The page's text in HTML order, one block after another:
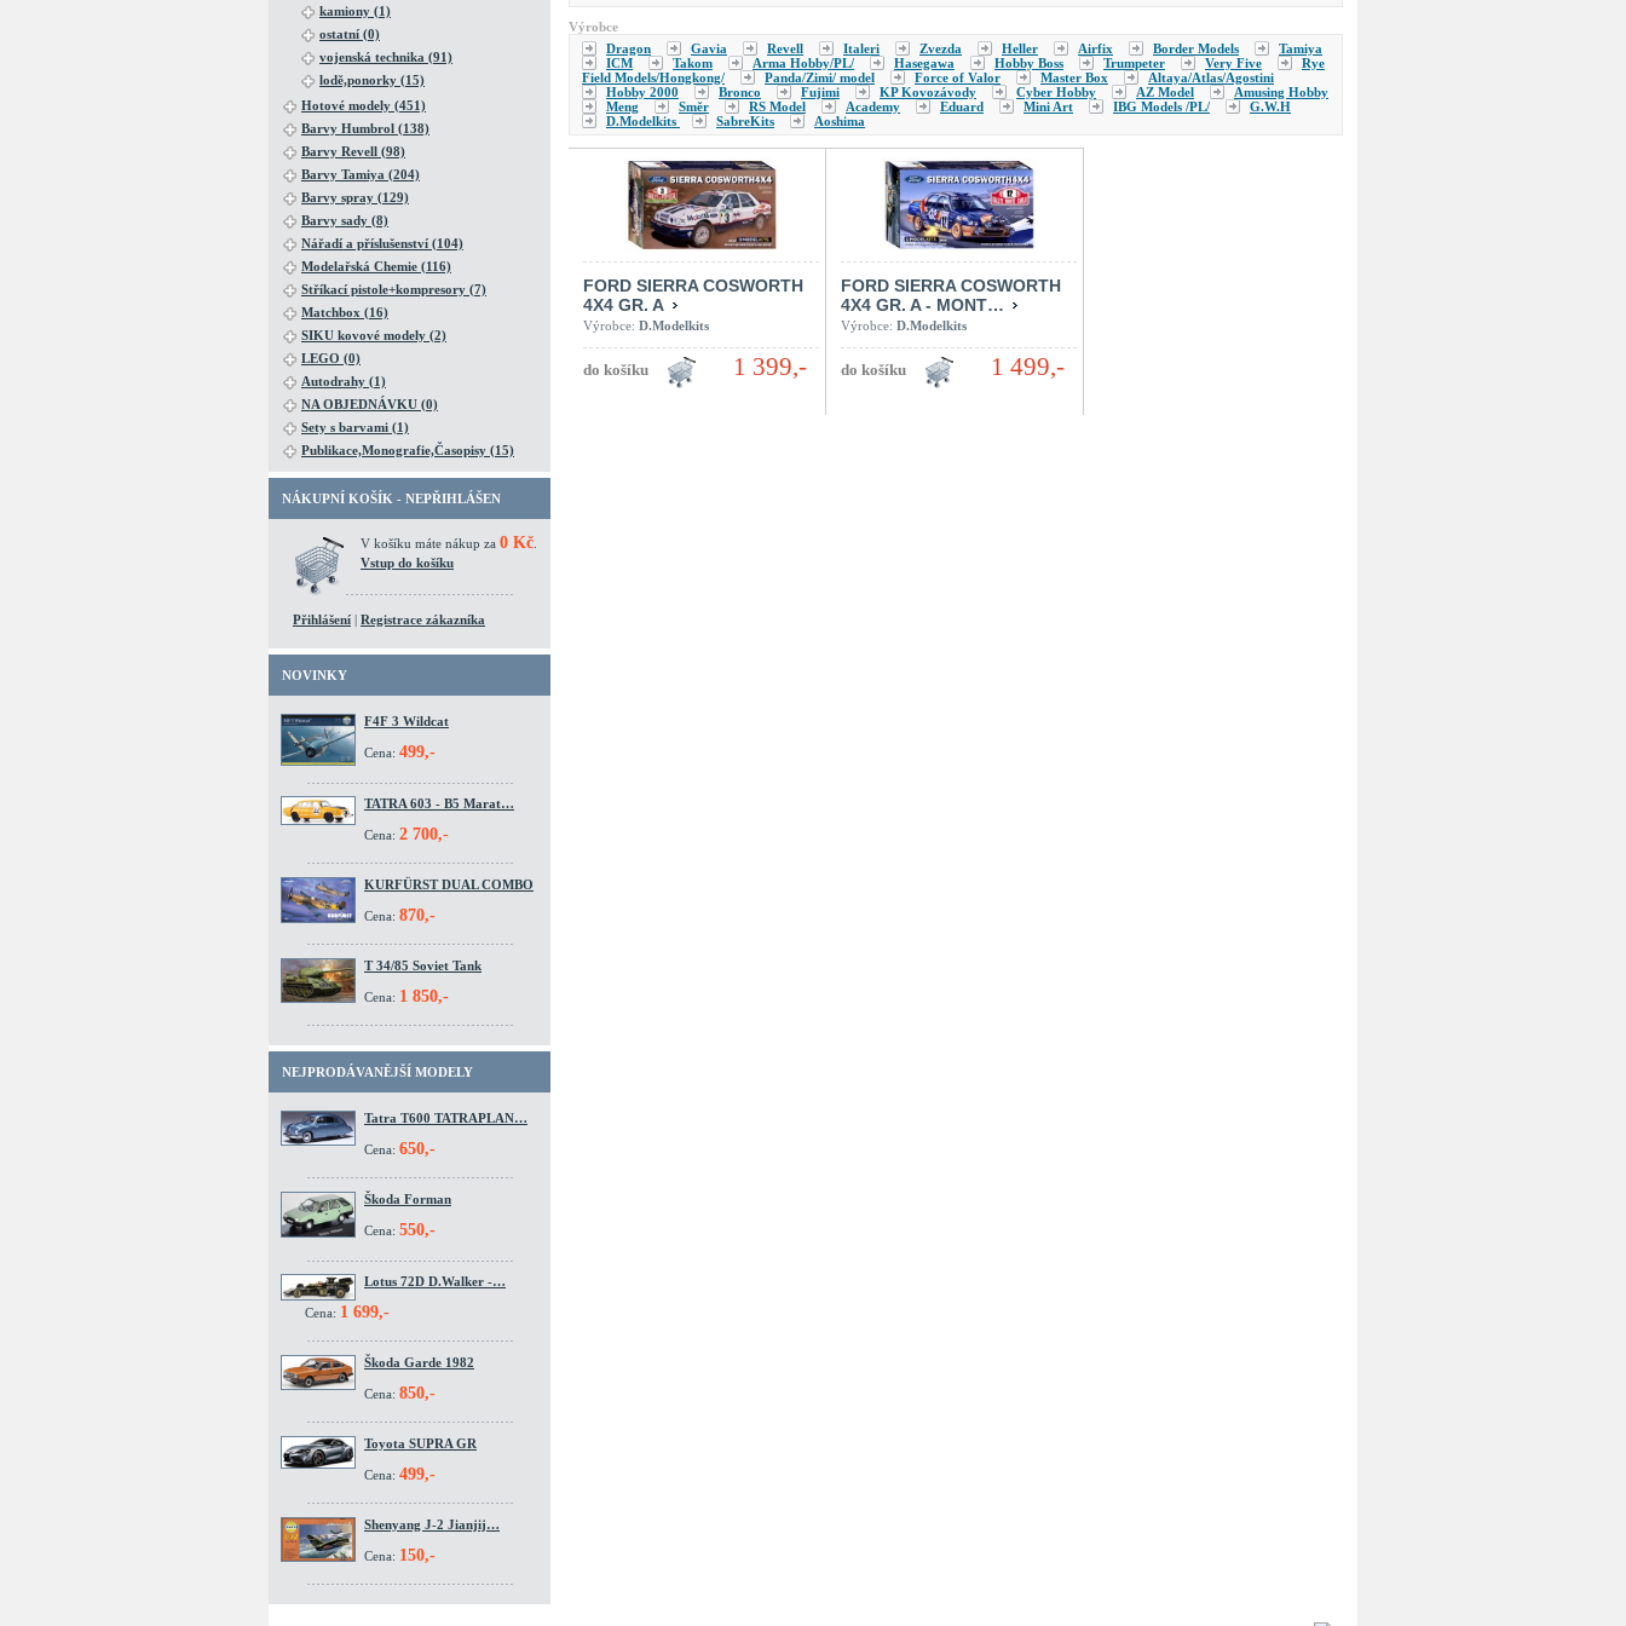
kamiony (1)
ostatní (0)
vojenská technika (91)
lodě,ponorky (15)
Hotové modely (451)
Barvy Humbrol (138)
Barvy Revell (98)
Barvy Tamiya (204)
Barvy spray (129)
Barvy sady (8)
Nářadí a příslušenství (104)
Modelařská Chemie (116)
Stříkací pistole+kompresory (7)
Matchbox (16)
SIKU kovové modely (2)
LEGO (0)
Autodrahy (1)
NA OBJEDNÁVKU (0)
Sety s barvami (1)
Publikace,Monografie,Časopisy (15)
NÁKUPNÍ KOŠÍK - NEPŘIHLÁŠEN
V košíku máte nákup za 0 Kč
Vstup do košíku
Přihlášení | Registrace zákazníka
NOVINKY
F4F 3 Wildcat
Cena: 499,-
TATRA 603 - B5 Marat…
Cena: 2 700,-
KURFÜRST DUAL COMBO
Cena: 870,-
T 34/85 Soviet Tank
Cena: 1 850,-
NEJPRODÁVANĚJŠÍ MODELY
Tatra T600 TATRAPLAN…
Cena: 650,-
Škoda Forman
Cena: 550,-
Lotus 72D D.Walker -…
Cena: 1 699,-
Škoda Garde 1982
Cena: 850,-
Toyota SUPRA GR
Cena: 499,-
Shenyang J-2 Jianjij…
Cena: 150,-
Výrobce
Dragon
Gavia Revell Italeri Zvezda Heller Airfix Border Models
Tamiya
ICM
Takom Arma Hobby/PL/ Hasegawa Hobby Boss Trumpeter Very Five
Rye
Field Models/Hongkong/
Panda/Zimi/ model Force of Valor Master Box
Altaya/Atlas/Agostini
Hobby 2000
Bronco Fujimi KP Kovozávody Cyber Hobby AZ Model
Amusing Hobby
Meng
Směr RS Model Academy Eduard Mini Art IBG Models /PL/
G.W.H
D.Modelkits
SabreKits Aoshima
FORD SIERRA COSWORTH
4X4 GR. A
Výrobce: D.Modelkits
1 399,-
FORD SIERRA COSWORTH
4X4 GR. A - MONT…
Výrobce: D.Modelkits
1 499,-